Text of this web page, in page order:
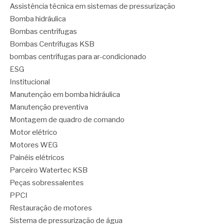
Assistência técnica em sistemas de pressurização
Bomba hidráulica
Bombas centrífugas
Bombas Centrífugas KSB
bombas centrífugas para ar-condicionado
ESG
Institucional
Manutenção em bomba hidráulica
Manutenção preventiva
Montagem de quadro de comando
Motor elétrico
Motores WEG
Painéis elétricos
Parceiro Watertec KSB
Peças sobressalentes
PPCI
Restauração de motores
Sistema de pressurização de água